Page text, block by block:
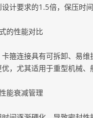
计要求的1.5倍，保压时
的性能对比
箍连接具有可拆卸、易
，尤其适用于重型机械、
能衰减管理